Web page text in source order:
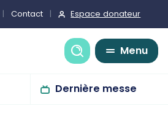
Contact Espace donateur
Recherche
Menu
Dernière messe